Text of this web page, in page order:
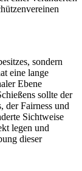
sondern
eine lange
Ebene
sollte der
der Fairness und
Sichtweise
legen und
dieser